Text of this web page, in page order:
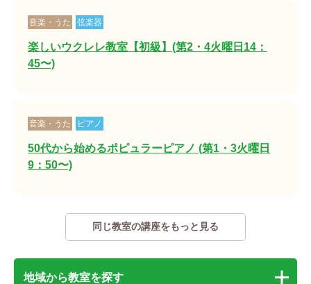
音楽・うた 弦楽器
楽しいウクレレ教室【初級】(第2・4火曜日14：
45〜)
音楽・うた ピアノ
50代から始めるポピュラーピアノ (第1・3火曜日
9：50〜)
同じ教室の講座をもっと見る
地域から教室を探す